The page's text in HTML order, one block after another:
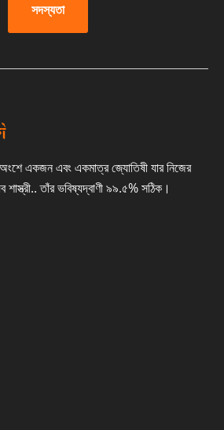
সদস্যতা
অংশে একজন এবং একমাত্র জ্যোতিষী যার নিজের
শাস্ত্রী.. তাঁর ভবিষ্যদ্বাণী ৯৯.৫% সঠিক।